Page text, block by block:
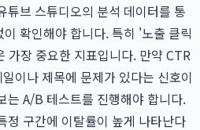
튜브 스튜디오의 분석 데이터를 통
확인해야 합니다. 특히 '노출 클릭
가장 중요한 지표입니다. 만약 CTR
이나 제목에 문제가 있다는 신호이
는 A/B 테스트를 진행해야 합니다.
정 구간에 이탈률이 높게 나타난다